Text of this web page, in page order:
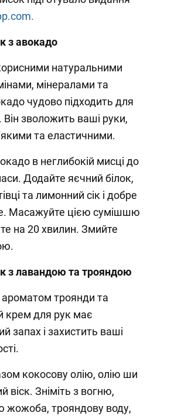
з авокадо
натуральними
мінералами та
чудово підходить для
Він зволожить ваші руки,
та еластичними.
в неглибокій мисці до
Додайте яєчний білок,
та лимонний сік і добре
Масажуйте цією сумішшю
на 20 хвилин. Змийте
з лавандою та трояндою
троянди та
крем для рук має
запах і захистить ваші
кокосову олію, олію ши
віск. Зніміть з вогню,
жожоба, трояндову воду,